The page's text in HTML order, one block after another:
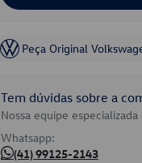
Peça Original
Tem dúvidas sobre a
Nossa equipe
Whatsapp:
(41) 99125-2143